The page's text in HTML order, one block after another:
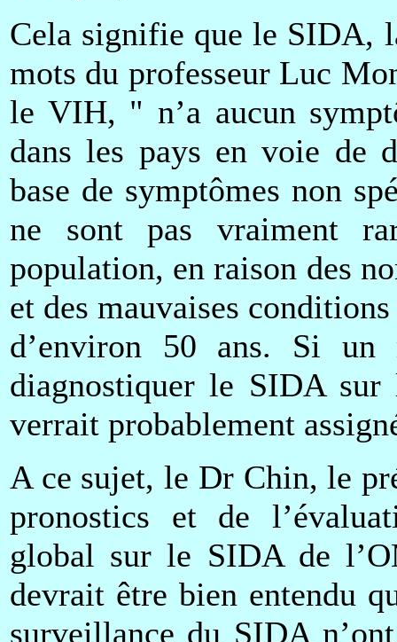
Cela signifie que le SIDA,
mots du professeur Luc
le VIH, " n’a aucun
dans les pays en voie de
base de symptômes non
ne sont pas vraiment
population, en raison des
et des mauvaises
d’environ 50 ans. Si un
diagnostiquer le SIDA
verrait probablement
A ce sujet, le Dr Chin, le
pronostics et de
global sur le SIDA de
devrait être bien entendu
surveillance du SIDA